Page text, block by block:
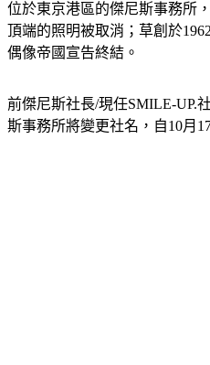
頂端的照明被取消；草創於
偶像帝國宣告終結。
斯事務所將變更社名，自10月